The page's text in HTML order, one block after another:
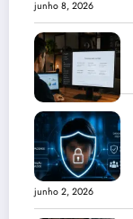
junho 8, 2026
junho 2, 2026